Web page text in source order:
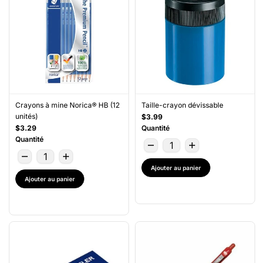
Crayons à mine Norica® HB (12
unités)
$3.29
Quantité
Ajouter au panier
Taille-crayon dévissable
$3.99
Quantité
Ajouter au panier